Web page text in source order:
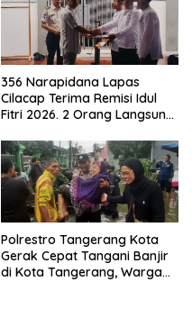
356 Narapidana Lapas
Cilacap Terima Remisi Idul
Fitri 2026. 2 Orang Langsung
Polrestro Tangerang Kota
Gerak Cepat Tangani Banjir
di Kota Tangerang, Warga